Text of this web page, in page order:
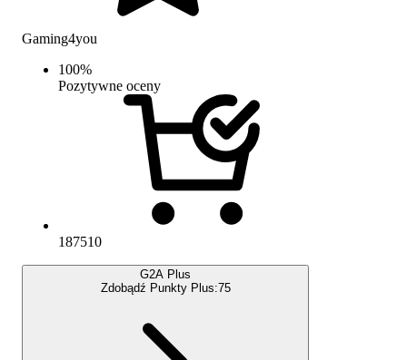
Gaming4you
100%
Pozytywne oceny
187510
G2A Plus
Zdobądź Punkty Plus:75